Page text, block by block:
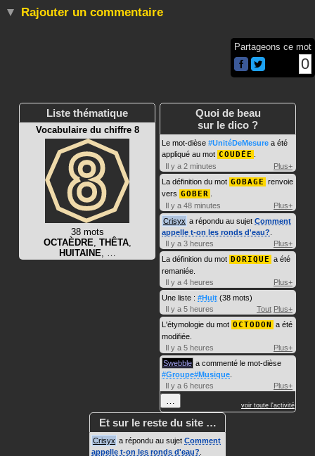
Rajouter un commentaire
Partageons ce mot
0
Liste thématique
Vocabulaire du chiffre 8
38 mots
OCTAÈDRE, THÊTA,
HUITAINE, …
Quoi de beau
sur le dico ?
Le mot-dièse #UnitéDeMesure a été
appliqué au mot COUDÉE
Il y a 2 minutes
Plus+
La définition du mot GOBAGE renvoie
vers GOBER
Il y a 48 minutes
Plus+
Crisyx a répondu au sujet Comment
appelle t-on les ronds d'eau?
Il y a 3 heures
Plus+
La définition du mot DORIQUE a été
remaniée.
Il y a 4 heures
Plus+
Une liste : #Huit (38 mots)
Il y a 5 heures
Tout Plus+
L'étymologie du mot OCTODON a été
modifiée.
Il y a 5 heures
Plus+
Swebble a commenté le mot-dièse
#Groupe#Musique
Il y a 6 heures
Plus+
… voir toute l'activité
Et sur le reste du site …
Crisyx a répondu au sujet Comment
appelle t-on les ronds d'eau?